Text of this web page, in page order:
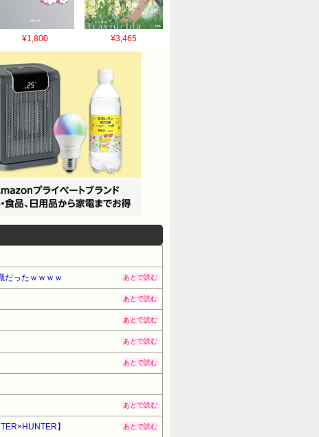
¥1,800 ¥3,465
だったｗｗｗｗ あとで読む
あとで読む
あとで読む
あとで読む
あとで読む
あとで読む
】 あとで読む